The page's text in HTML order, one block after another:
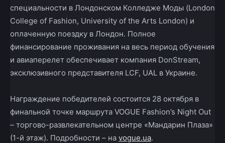
специальности в Лондонском Колледже Моды (London
College of Fashion, University of the Arts London) и
оплаченную поездку в Лондон. Полное
финансирование проживания на весь период обучения
и авиаперелет обеспечивает компания DonStream,
эксклюзивного представителя LCF, UAL в Украине.
Награждение победителей состоится 28 октября в
финальной точке маршрута VOGUE Fashion’s Night Out
– торгово-развлекательном центре «Мандарин Плаза»
(1-й этаж). Подробности – на vogue.ua.